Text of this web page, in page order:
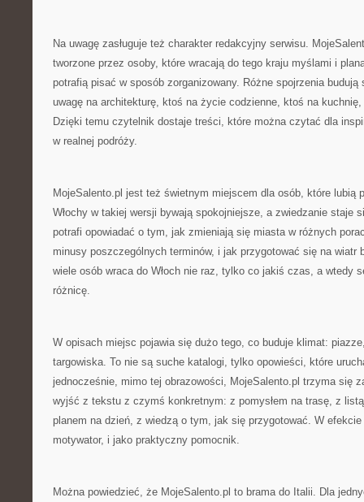
Na uwagę zasługuje też charakter redakcyjny serwisu.
tworzone przez osoby, które wracają do tego kraju myślami i
potrafią pisać w sposób zorganizowany. Różne spojrzenia
uwagę na architekturę, ktoś na życie codzienne, ktoś na
Dzięki temu czytelnik dostaje treści, które można czytać dla
w realnej podróży.
MojeSalento.pl jest też świetnym miejscem dla osób, które lubią
Włochy w takiej wersji bywają spokojniejsze, a zwiedzanie staje
potrafi opowiadać o tym, jak zmieniają się miasta w różnych
minusy poszczególnych terminów, i jak przygotować się na wiatr
wiele osób wraca do Włoch nie raz, tylko co jakiś czas, a wtedy
różnicę.
W opisach miejsc pojawia się dużo tego, co buduje klimat:
targowiska. To nie są suche katalogi, tylko opowieści, które
jednocześnie, mimo tej obrazowości, MojeSalento.pl trzyma się
wyjść z tekstu z czymś konkretnym: z pomysłem na trasę, z
planem na dzień, z wiedzą o tym, jak się przygotować. W efekcie
motywator, i jako praktyczny pomocnik.
Można powiedzieć, że MojeSalento.pl to brama do Italii. Dla